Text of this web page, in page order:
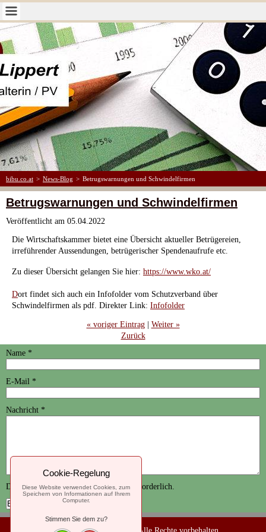
bibu.co.at > News-Blog > Betrugswarnungen und Schwindelfirmen
Betrugswarnungen und Schwindelfirmen
Veröffentlicht am 05.04.2022
Die Wirtschaftskammer bietet eine Übersicht aktueller Betrügereien,
irreführender Aussendungen, betrügerischer Spendenaufrufe etc.
Zu dieser Übersicht gelangen Sie hier: https://www.wko.at/
Dort findet sich auch ein Infofolder vom Schutzverband über
Schwindelfirmen als pdf. Direkter Link: Infofolder
« voriger Eintrag| Weiter »
Zurück
Name *
E-Mail *
Nachricht *
Durch*gekennzeichnete Felder sind erforderlich.
Cookie-Regelung
Diese Website verwendet Cookies, zum
Speichern von Informationen auf Ihrem
Computer.
Stimmen Sie dem zu?